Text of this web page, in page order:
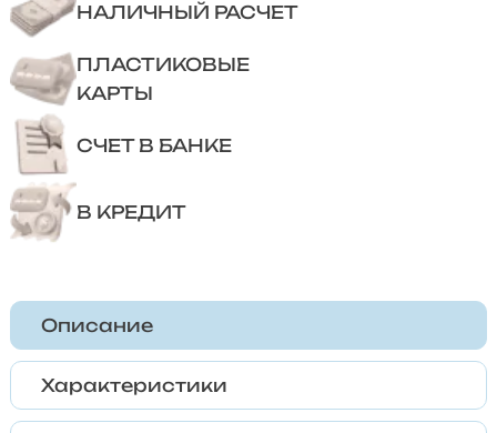
НАЛИЧНЫЙ РАСЧЕТ
ПЛАСТИКОВЫЕ
КАРТЫ
СЧЕТ В БАНКЕ
В КРЕДИТ
Описание
Характеристики